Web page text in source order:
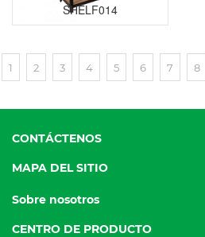
SHELF014
1 2 3 4 5 6 7 8
CONTÁCTENOS
MAPA DEL SITIO
Sobre nosotros
CENTRO DE PRODUCTO